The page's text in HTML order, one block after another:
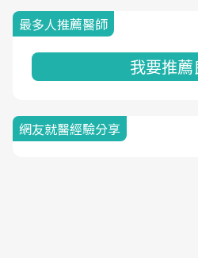
最多人推薦醫師
我要推
網友就醫經驗分享